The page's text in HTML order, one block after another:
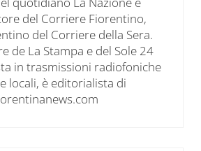
del Corriere Fiorentino,
del Corriere della Sera.
de La Stampa e del Sole 24
in trasmissioni radiofoniche
locali, è editorialista di